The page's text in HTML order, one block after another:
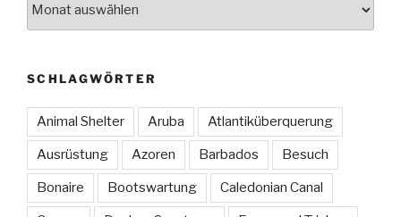
SCHLAGWÖRTER
Animal Shelter Aruba Atlantiküberquerung
Ausrüstung Azoren Barbados Besuch
Bonaire Bootswartung Caledonian Canal